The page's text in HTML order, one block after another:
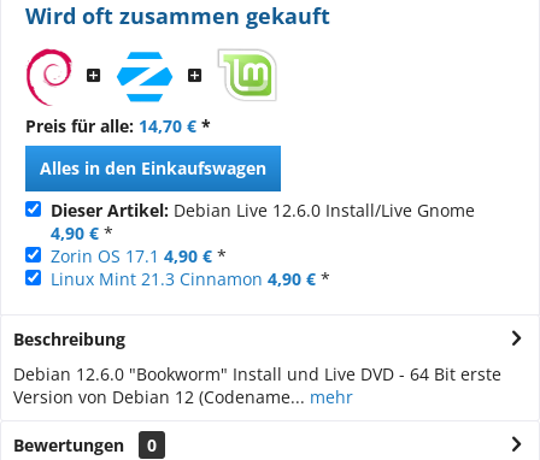
Wird oft zusammen gekauft
Preis für alle: 14,70 € *
Alles in den Einkaufswagen
Dieser Artikel: Debian Live 12.6.0 Install/Live Gnome
4,90 € *
Zorin OS 17.1 4,90 € *
Linux Mint 21.3 Cinnamon 4,90 € *
Beschreibung
Debian 12.6.0 "Bookworm" Install und Live DVD - 64 Bit erste
Version von Debian 12 (Codename... mehr
Bewertungen
0